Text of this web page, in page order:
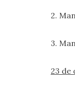
2.
3.
23 de